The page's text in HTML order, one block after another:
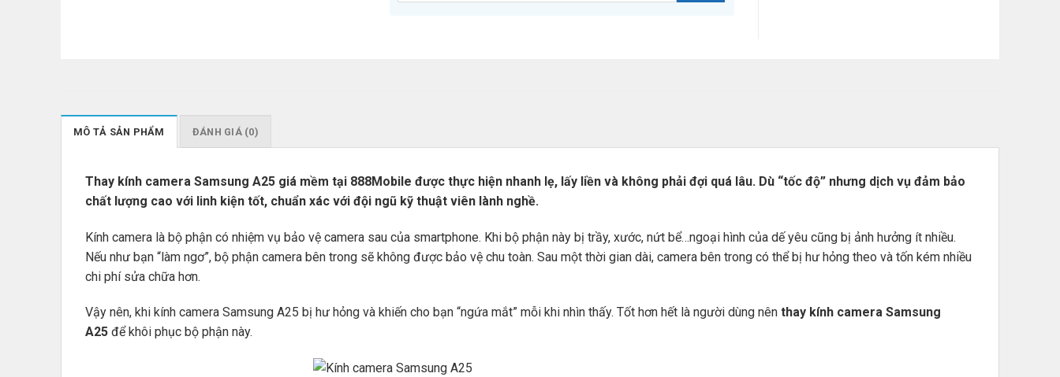
MÔ TẢ SẢN PHẨM ĐÁNH GIÁ (0)
Thay kính camera Samsung A25 giá mềm tại 888Mobile được thực hiện nhanh lẹ, lấy liền và không phải đợi quá lâu. Dù “tốc độ” nhưng dịch vụ đảm bảo
chất lượng cao với linh kiện tốt, chuẩn xác với đội ngũ kỹ thuật viên lành nghề.
Kính camera là bộ phận có nhiệm vụ bảo vệ camera sau của smartphone. Khi bộ phận này bị trầy, xước, nứt bể…ngoại hình của dế yêu cũng bị ảnh hưởng ít nhiều.
Nếu như bạn “làm ngơ”, bộ phận camera bên trong sẽ không được bảo vệ chu toàn. Sau một thời gian dài, camera bên trong có thể bị hư hỏng theo và tốn kém nhiều
chi phí sửa chữa hơn.
Vậy nên, khi kính camera Samsung A25 bị hư hỏng và khiến cho bạn “ngứa mắt” mỗi khi nhìn thấy. Tốt hơn hết là người dùng nên thay kính camera Samsung
A25 để khôi phục bộ phận này.